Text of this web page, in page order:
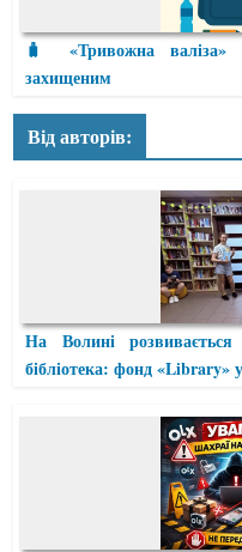
🧳 «Тривожна
захищеним
Від авторів:
На Волині розвивається
бібліотека: фонд «Library»